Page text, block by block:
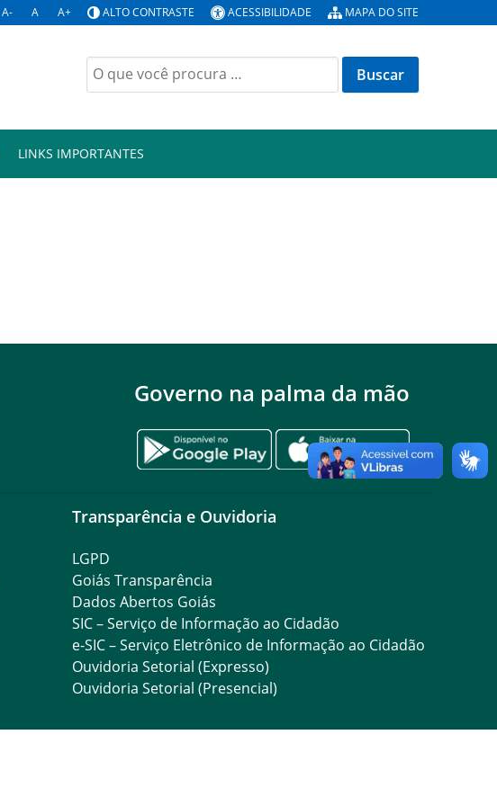
A- A A+ ALTO CONTRASTE ACESSIBILIDADE MAPA DO SITE
LINKS IMPORTANTES
Governo na palma da mão
Transparência e Ouvidoria
LGPD
Goiás Transparência
Dados Abertos Goiás
SIC – Serviço de Informação ao Cidadão
e-SIC – Serviço Eletrônico de Informação ao Cidadão
Ouvidoria Setorial (Expresso)
Ouvidoria Setorial (Presencial)